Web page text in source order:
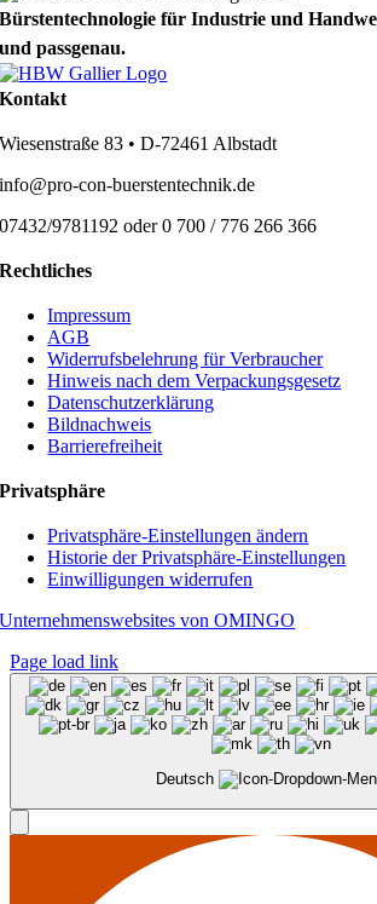
Bürstentechnologie für Industrie und
und passgenau.
Kontakt
Wiesenstraße 83 • D-72461 Albstadt
info@pro-con-buerstentechnik.de
07432/9781192 oder 0 700 / 776 266 366
Rechtliches
Impressum
AGB
Widerrufsbelehrung für Verbraucher
Hinweis nach dem Verpackungsgesetz
Datenschutzerklärung
Bildnachweis
Barrierefreiheit
Privatsphäre
Privatsphäre-Einstellungen ändern
Historie der Privatsphäre-Einstellungen
Einwilligungen widerrufen
Unternehmenswebsites von OMINGO
Page load link
Deutsch